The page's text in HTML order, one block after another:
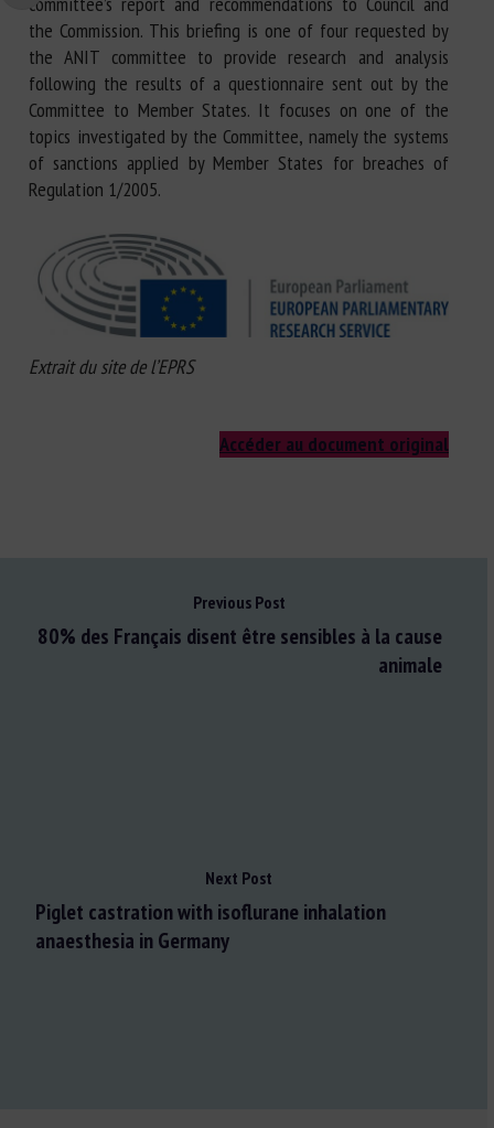
the Commission. This briefing is one of four requested by
the ANIT committee to provide research and analysis
following the results of a questionnaire sent out by the
Committee to Member States. It focuses on one of the
topics investigated by the Committee, namely the systems
of sanctions applied by Member States for breaches of
Regulation 1/2005.
Extrait du site de l’EPRS
Accéder au document original
Previous Post
80% des Français disent être sensibles à la cause
animale
Next Post
Piglet castration with isoflurane inhalation
anaesthesia in Germany